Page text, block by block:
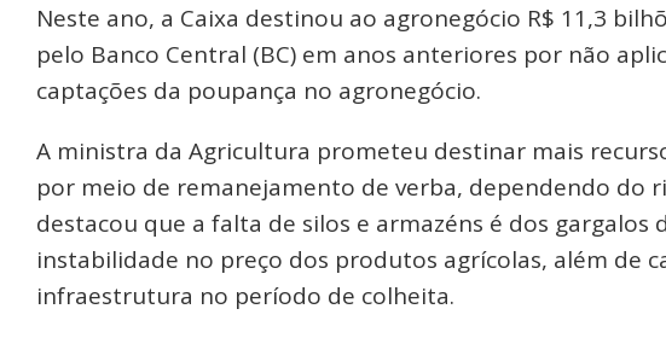
Neste ano, a Caixa destinou ao agronegócio R$ 11,3
pelo Banco Central (BC) em anos anteriores por não
captações da poupança no agronegócio.
A ministra da Agricultura prometeu destinar mais
por meio de remanejamento de verba, dependendo do
destacou que a falta de silos e armazéns é dos gargalos
instabilidade no preço dos produtos agrícolas, além de
infraestrutura no período de colheita.